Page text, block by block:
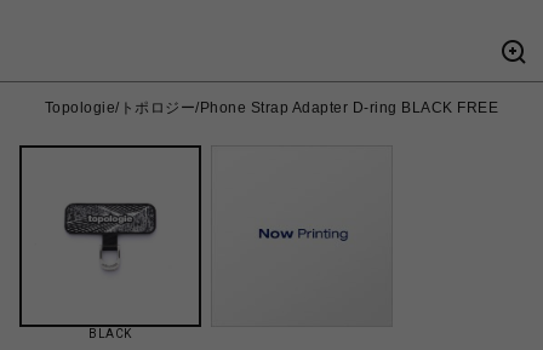
Topologie/トポロジー/Phone Strap Adapter D-ring BLACK FREE
BLACK